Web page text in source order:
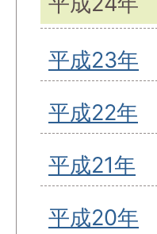
平成23年
平成22年
平成21年
平成20年